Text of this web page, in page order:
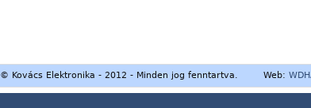
© Kovács Elektronika - 2012 - Minden jog fenntartva. Web: